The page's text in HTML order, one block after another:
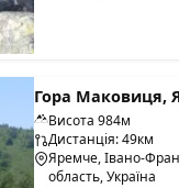
Гора Маковиця,
Висота 984м
Дистанція: 49км
Яремче, Івано-
область, Україна